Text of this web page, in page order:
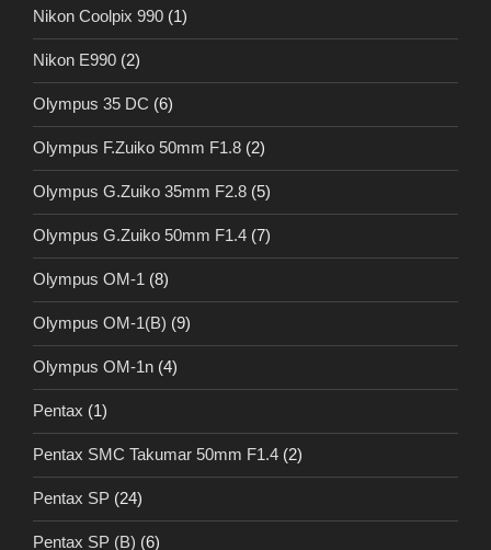
Nikon Coolpix 990 (1)
Nikon E990 (2)
Olympus 35 DC (6)
Olympus F.Zuiko 50mm F1.8 (2)
Olympus G.Zuiko 35mm F2.8 (5)
Olympus G.Zuiko 50mm F1.4 (7)
Olympus OM-1 (8)
Olympus OM-1(B) (9)
Olympus OM-1n (4)
Pentax (1)
Pentax SMC Takumar 50mm F1.4 (2)
Pentax SP (24)
Pentax SP (B) (6)